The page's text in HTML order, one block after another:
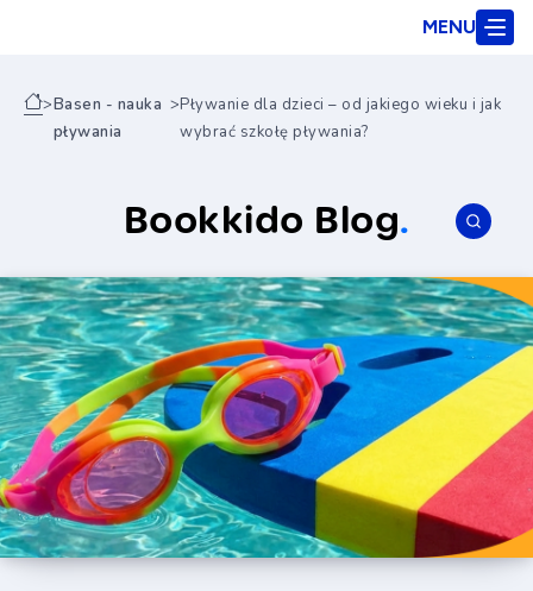
MENU
>Basen - nauka
pływania
>Pływanie dla dzieci – od jakiego wieku i jak
wybrać szkołę pływania?
Bookkido Blog.